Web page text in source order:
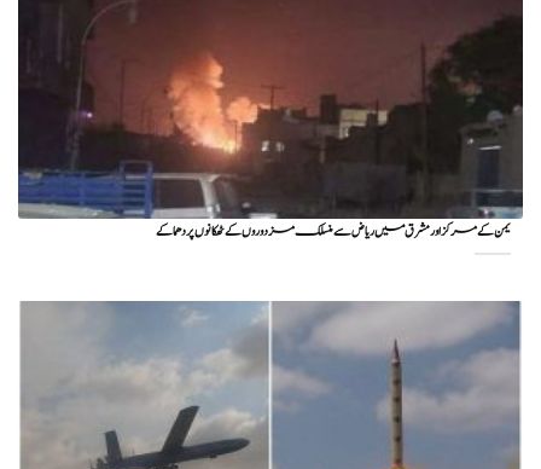
یمن کے مرکز اور مشرق میں ریاض سے منسلک مزدوروں کے ٹھکانوں پر دھماکے